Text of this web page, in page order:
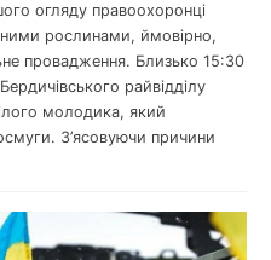
огляду правоохоронці
рослинами, ймовірно,
провадження. Близько 15:30
райвідділу
молодика, який
З’ясовуючи причини